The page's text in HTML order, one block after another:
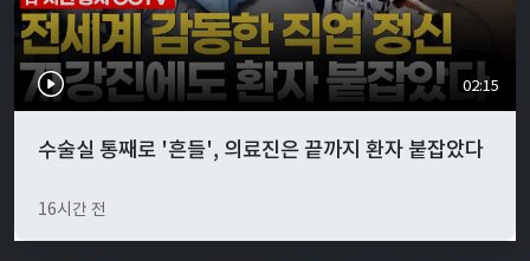
02:15
수술실 통째로 '흔들', 의료진은 끝까지 환자 붙잡았다
16시간 전